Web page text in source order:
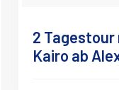
2 Tagestour
Kairo ab